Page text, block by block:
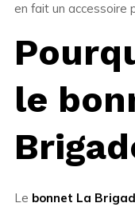
en fait un accessoire
le
Le bonnet La